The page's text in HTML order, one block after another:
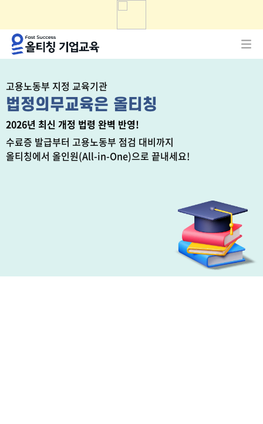
고용노동부 지정 교육기관
법정의무교육은 올티칭
2026년 최신 개정 법령 완벽 반영!
수료증 발급부터 고용노동부 점검 대비까지
올티칭에서 올인원(All-in-One)으로 끝내세요!